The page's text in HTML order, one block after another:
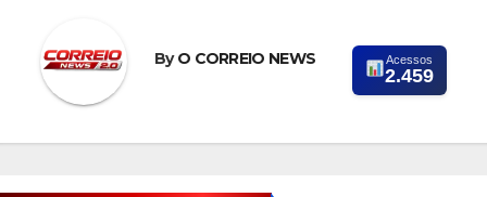
ByO CORREIO NEWS Acessos
2.459